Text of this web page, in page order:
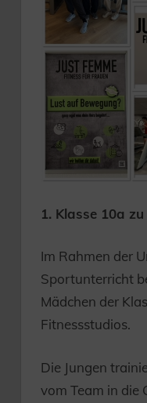
1. Klasse 10a
Im Rahmen der
Sportunterricht
Mädchen der
Fitnessstudios.
Die Jungen
vom Team in die